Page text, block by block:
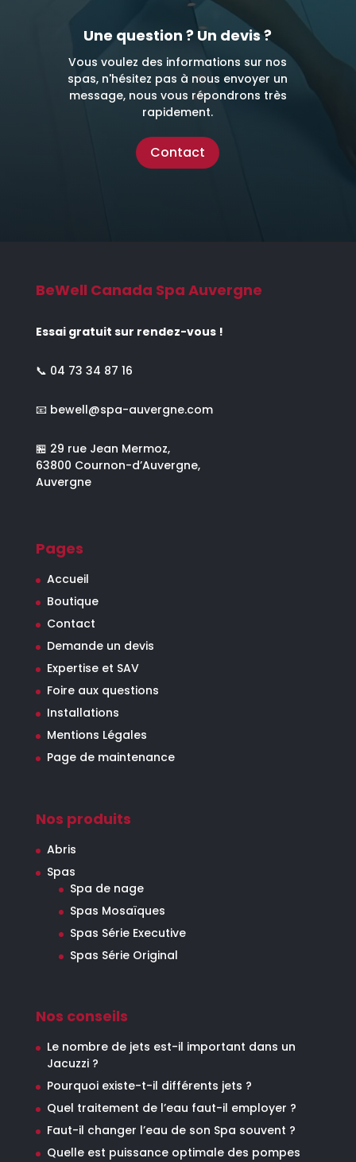
Une question ? Un devis ?
Vous voulez des informations sur nos
spas, n'hésitez pas à nous envoyer un
message, nous vous répondrons très
rapidement.
Contact
BeWell Canada Spa Auvergne
Essai gratuit sur rendez-vous !
📞 04 73 34 87 16
📧 bewell@spa-auvergne.com
🏪 29 rue Jean Mermoz,
63800 Cournon-d’Auvergne,
Auvergne
Pages
Accueil
Boutique
Contact
Demande un devis
Expertise et SAV
Foire aux questions
Installations
Mentions Légales
Page de maintenance
Nos produits
Abris
Spas
Spa de nage
Spas Mosaïques
Spas Série Executive
Spas Série Original
Nos conseils
Le nombre de jets est-il important dans un
Jacuzzi ?
Pourquoi existe-t-il différents jets ?
Quel traitement de l’eau faut-il employer ?
Faut-il changer l’eau de son Spa souvent ?
Quelle est puissance optimale des pompes